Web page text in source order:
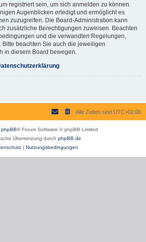
registriert sein, um sich anmelden zu können.
Augenblicken erledigt und ermöglicht es
zuzugreifen. Die Board-Administration kann
zusätzliche Berechtigungen zuweisen. Beachten
und die verwandten Regelungen,
Bitte beachten Sie auch die jeweiligen
in diesem Board bewegen.
Alle Zeiten sind UTC+02:00
phpBB® Forum Software © phpBB Limited
Übersetzung durch phpBB.de
| Nutzungsbedingungen